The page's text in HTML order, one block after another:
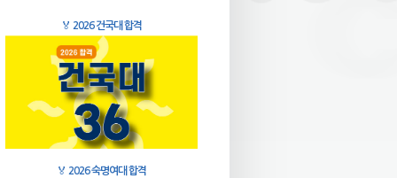
🏅 2026 건국대 합격
🏅 2026 숙명여대 합격